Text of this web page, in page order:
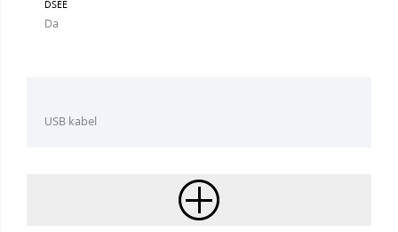
DSEE
Da
USB kabel